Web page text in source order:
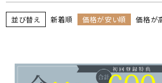
並び替え 新着順 価格が安い順 価格が